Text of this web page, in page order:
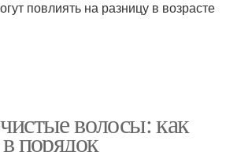
повлиять на разницу в возрасте
волосы: как
порядок